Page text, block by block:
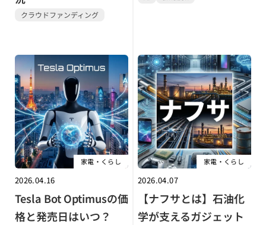
クラウドファンディング
家電・くらし
2026.04.16
Tesla Bot Optimusの価
格と発売日はいつ？
家電・くらし
2026.04.07
【ナフサとは】石油化
学が支えるガジェット